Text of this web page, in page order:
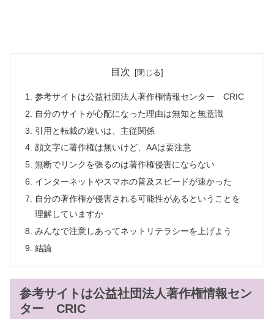
目次
参考サイトは公益社団法人著作権情報センター CRIC
自分のサイトが心配になった理由は無知と無意識
引用と転載の違いは、主従関係
顔文字に著作権は無いけど、AAは要注意
無断でリンクを張るのは著作権侵害にならない
インターネットやスマホの普及スピードが速かった
自分の著作権が侵害される可能性があるということを
理解していますか
みんなで注意しあってネットリテラシーを上げよう
結論
参考サイトは公益社団法人著作権情報セン
ター CRIC